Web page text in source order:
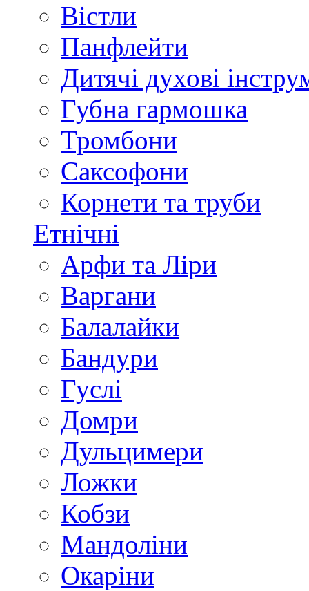
Вістли
Панфлейти
Дитячі духові
Губна гармошка
Тромбони
Саксофони
Корнети та труби
Етнічні
Арфи та Ліри
Варгани
Балалайки
Бандури
Гуслі
Домри
Дульцимери
Ложки
Кобзи
Мандоліни
Окаріни